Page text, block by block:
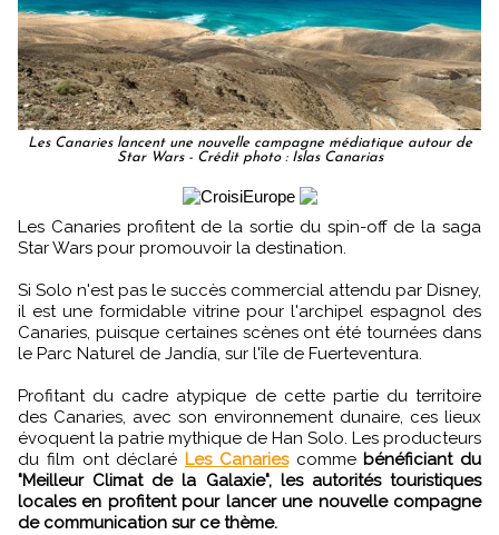
Les Canaries lancent une nouvelle campagne médiatique autour de
Star Wars - Crédit photo : Islas Canarias
Les Canaries profitent de la sortie du spin-off de la saga
Star Wars pour promouvoir la destination.
Si Solo n'est pas le succès commercial attendu par Disney,
il est une formidable vitrine pour l'archipel espagnol des
Canaries, puisque certaines scènes ont été tournées dans
le Parc Naturel de Jandía, sur l'île de Fuerteventura.
Profitant du cadre atypique de cette partie du territoire
des Canaries, avec son environnement dunaire, ces lieux
évoquent la patrie mythique de Han Solo. Les producteurs
du film ont déclaré Les Canariescomme bénéficiant du
"Meilleur Climat de la Galaxie", les autorités touristiques
locales en profitent pour lancer une nouvelle compagne
de communication sur ce thème.